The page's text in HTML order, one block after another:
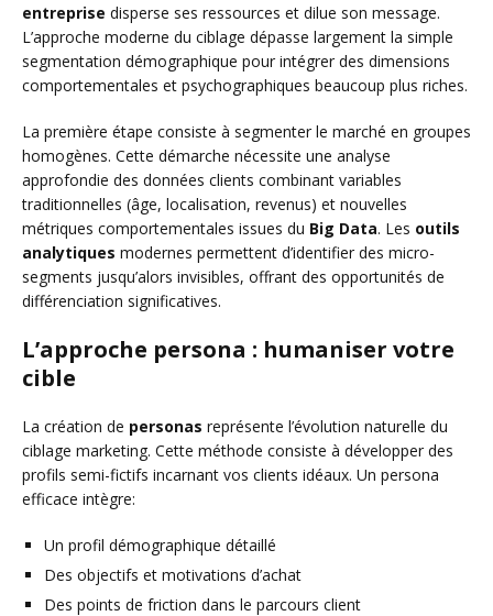
entreprise disperse ses ressources et dilue son message.
L’approche moderne du ciblage dépasse largement la simple
segmentation démographique pour intégrer des dimensions
comportementales et psychographiques beaucoup plus riches.
La première étape consiste à segmenter le marché en groupes
homogènes. Cette démarche nécessite une analyse
approfondie des données clients combinant variables
traditionnelles (âge, localisation, revenus) et nouvelles
métriques comportementales issues du Big Data. Les outils
analytiques modernes permettent d’identifier des micro-
segments jusqu’alors invisibles, offrant des opportunités de
différenciation significatives.
L’approche persona : humaniser votre
cible
La création de personas représente l’évolution naturelle du
ciblage marketing. Cette méthode consiste à développer des
profils semi-fictifs incarnant vos clients idéaux. Un persona
efficace intègre:
Un profil démographique détaillé
Des objectifs et motivations d’achat
Des points de friction dans le parcours client